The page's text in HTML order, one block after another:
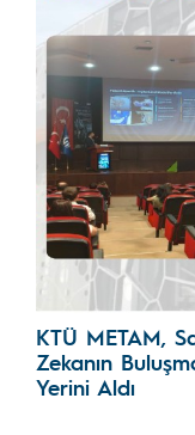
KTÜ METAM,
Zekanın
Yerini Aldı